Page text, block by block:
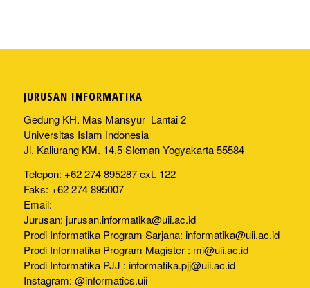
JURUSAN INFORMATIKA
Gedung KH. Mas Mansyur Lantai 2
Universitas Islam Indonesia
Jl. Kaliurang KM. 14,5 Sleman Yogyakarta 55584
Telepon: +62 274 895287 ext. 122
Faks: +62 274 895007
Email:
Jurusan: jurusan.informatika@uii.ac.id
Prodi Informatika Program Sarjana: informatika@uii.ac.id
Prodi Informatika Program Magister : mi@uii.ac.id
Prodi Informatika PJJ : informatika.pjj@uii.ac.id
Instagram: @informatics.uii